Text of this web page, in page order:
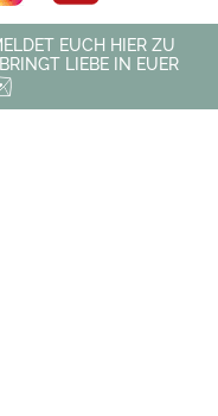
EUCH HIER ZU
LIEBE IN EUER